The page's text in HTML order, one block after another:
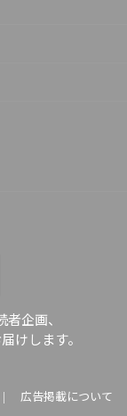
企画、
けします。
｜ 広告掲載について